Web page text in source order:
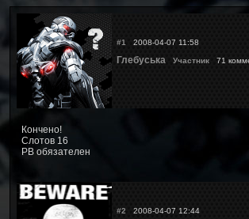
#1 2008-04-07 11:58
Глебуська Участник 71
Кончено!
Слотов 16
PB обязателен
#2 2008-04-07 12:44